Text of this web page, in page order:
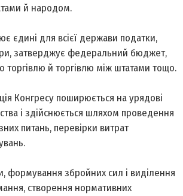
й народом.
єдині для всієї держави податки,
затверджує федеральний бюджет,
торгівлю й торгівлю між штатами тощо.
Конгресу поширюється на урядові
і здійснюється шляхом проведення
питань, перевірки витрат
формування збройних сил і виділення
створення нормативних